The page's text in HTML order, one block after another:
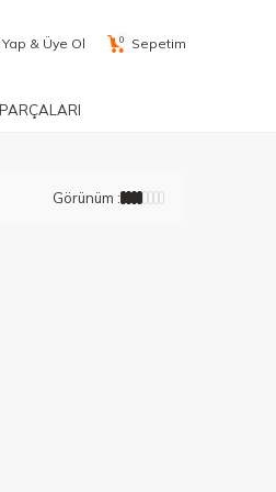
Yap & Üye Ol 0 Sepetim
Görünüm :